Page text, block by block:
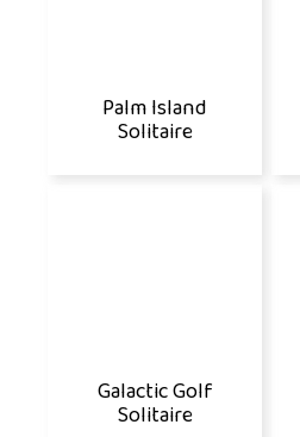
Palm Island
Solitaire
Galactic Golf
Solitaire